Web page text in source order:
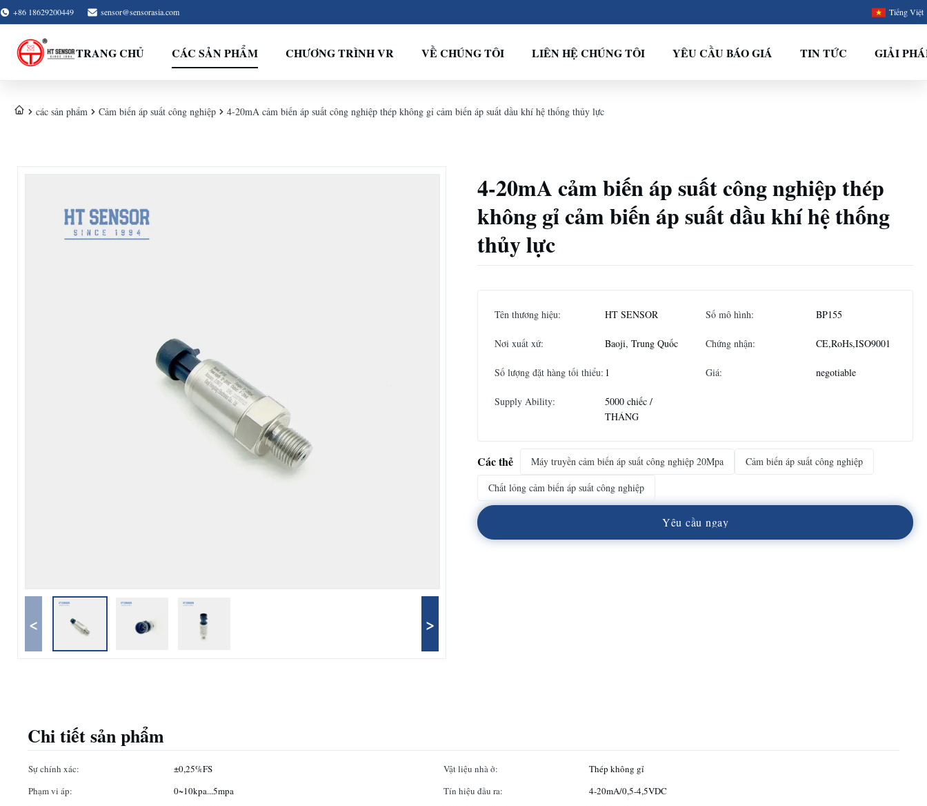
+86 18629200449 sensor@sensorasia.com Tiếng Việt
TRANG CHỦ CÁC SẢN PHẨM CHƯƠNG TRÌNH VR VỀ CHÚNG TÔI LIÊN HỆ CHÚNG TÔI YÊU CẦU BÁO GIÁ TIN TỨC GIẢI
các sản phẩm Cảm biến áp suất công nghiệp 4-20mA cảm biến áp suất công nghiệp thép không gỉ cảm biến áp suất dầu khí hệ thống thủy lực
< >
4-20mA cảm biến áp suất công nghiệp thép
không gỉ cảm biến áp suất dầu khí hệ thống
thủy lực
Tên thương hiệu: HT SENSOR Số mô hình: BP155
Nơi xuất xứ: Baoji, Trung Quốc Chứng nhận: CE,RoHs,ISO9001
Số lượng đặt hàng tối thiểu: 1 Giá: negotiable
Supply Ability:
5000 chiếc /
THÁNG
Các thẻ Máy truyền cảm biến áp suất công nghiệp 20Mpa
Cảm biến áp suất công nghiệp
Chất lỏng cảm biến áp suất công nghiệp
Yêu cầu ngay
Chi tiết sản phẩm
Sự chính xác: ±0,25%FS Vật liệu nhà ở:
Thép không gỉ
Phạm vi áp:
0~10kpa...5mpa Tín hiệu đầu ra:
4-20mA/0,5-4,5VDC